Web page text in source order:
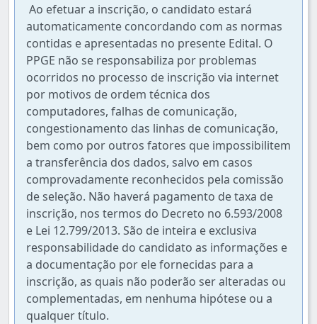
Ao efetuar a inscrição, o candidato estará
automaticamente concordando com as normas
contidas e apresentadas no presente Edital. O
PPGE não se responsabiliza por problemas
ocorridos no processo de inscrição via internet
por motivos de ordem técnica dos
computadores, falhas de comunicação,
congestionamento das linhas de comunicação,
bem como por outros fatores que impossibilitem
a transferência dos dados, salvo em casos
comprovadamente reconhecidos pela comissão
de seleção. Não haverá pagamento de taxa de
inscrição, nos termos do Decreto no 6.593/2008
e Lei 12.799/2013. São de inteira e exclusiva
responsabilidade do candidato as informações e
a documentação por ele fornecidas para a
inscrição, as quais não poderão ser alteradas ou
complementadas, em nenhuma hipótese ou a
qualquer título.